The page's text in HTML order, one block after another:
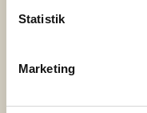
Statistik
Marketing
20. maj 2025